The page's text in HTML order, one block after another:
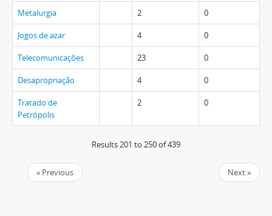
Metalurgia 2 0
Jogos de azar 4 0
Telecomunicações 23 0
Desapropriação 4 0
Tratado de
Petrópolis
2 0
Results 201 to 250 of 439
« Previous Next »